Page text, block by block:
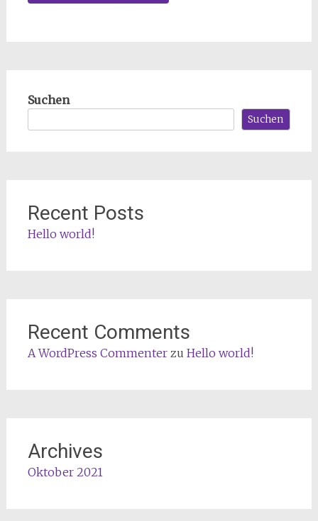
Suchen
Suchen
Recent Posts
Hello world!
Recent Comments
A WordPress Commenterzu Hello world!
Archives
Oktober 2021